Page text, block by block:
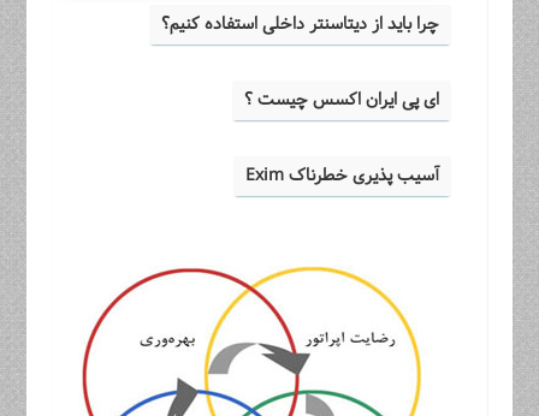
چرا باید از دیتاسنتر داخلی استفاده کنیم؟
ای پی ایران اکسس چیست ؟
آسیب پذیری خطرناک Exim